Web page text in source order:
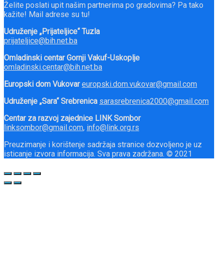
Želite poslati upit našim partnerima po gradovima? Pa tako
kažite! Mail adrese su tu!
Udruženje „Prijateljice“ Tuzla
prijateljice@bih.net.ba
Omladinski centar Gornji Vakuf-Uskoplje
omladinski.centar@bih.net.ba
Europski dom Vukovar europski.dom.vukovar@gmail.com
Udruženje „Sara“ Srebrenica sarasrebrenica2000@gmail.com
Centar za razvoj zajednice LINK Sombor
linksombor@gmail.com, info@link.org.rs
Preuzimanje i korištenje sadržaja stranice dozvoljeno je uz
isticanje izvora informacija. Sva prava zadržana. © 2021